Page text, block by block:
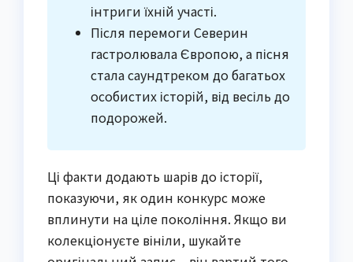
інтриги їхній участі.
Після перемоги Северин
гастролювала Європою, а пісня
стала саундтреком до багатьох
особистих історій, від весіль до
подорожей.
Ці факти додають шарів до історії,
показуючи, як один конкурс може
вплинути на ціле покоління. Якщо ви
колекціонуєте вініли, шукайте